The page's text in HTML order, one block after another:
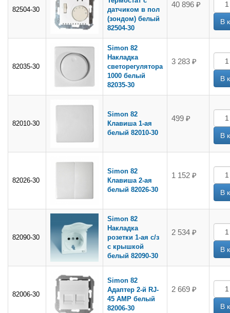
82504-30
датчиком в пол
(зондом) белый
82504-30
40 896 ₽
82035-30
Simon 82
Накладка
светорегулятора
1000 белый
82035-30
3 283 ₽
82010-30
Simon 82
Клавиша 1-ая
белый 82010-30
499 ₽
82026-30
Simon 82
Клавиша 2-ая
белый 82026-30
1 152 ₽
82090-30
Simon 82
Накладка
розетки 1-ая с/з
с крышкой
белый 82090-30
2 534 ₽
82006-30
Simon 82
Адаптер 2-й RJ-
45 АМР белый
82006-30
2 669 ₽